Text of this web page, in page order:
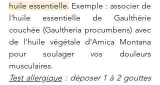
huile essentielle. Exemple : associer de
l'huile essentielle de Gaulthérie
couchée (Gaultheria procumbens) avec
de l'huile végétale d'Arnica Montana
pour soulager vos douleurs
musculaires.
Test allergique : déposer 1 à 2 gouttes